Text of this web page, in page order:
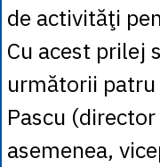
de activităţi
Cu acest prilej
următorii
Pascu
asemenea,